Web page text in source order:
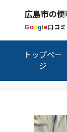
Google口コミ
トップペー
ジ